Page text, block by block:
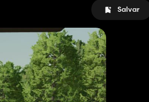
Salvar